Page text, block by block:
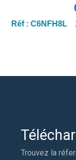
Réf :C6NFH8L
Trouvez la